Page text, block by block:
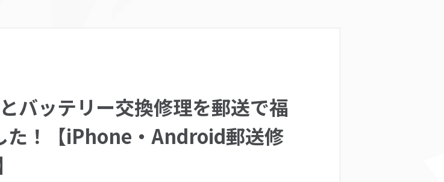
バッテリー交換修理を郵送で福
た！【iPhone・Android郵送修